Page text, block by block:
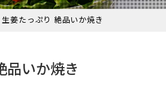
生姜たっぷり 絶品いか焼き
品いか焼き